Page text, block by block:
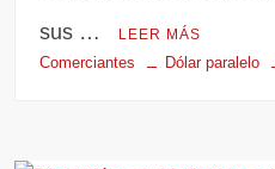
sus …
LEER MÁS
Comerciantes Dólar paralelo